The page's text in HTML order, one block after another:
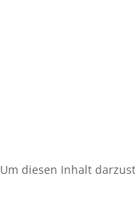
Um diesen Inhalt